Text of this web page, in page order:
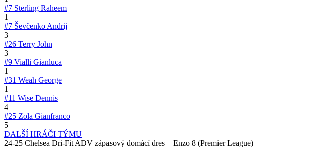
#7 Sterling Raheem
1
#7 Ševčenko Andrij
3
#26 Terry John
3
#9 Vialli Gianluca
1
#31 Weah George
1
#11 Wise Dennis
4
#25 Zola Gianfranco
5
DALŠÍ HRÁČI TÝMU
24-25 Chelsea Dri-Fit ADV zápasový domácí dres + Enzo 8 (Premier League)